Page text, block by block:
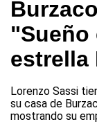
"Sueño
estrella
Lorenzo Sassi
su casa de
mostrando su